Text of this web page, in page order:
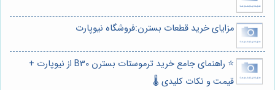
مزایای خرید قطعات بسترن:فروشگاه نیوپارت
⭐️ راهنمای جامع خرید ترموستات بسترن B30 از نیوپارت +
قیمت و نکات کلیدی 🌡️